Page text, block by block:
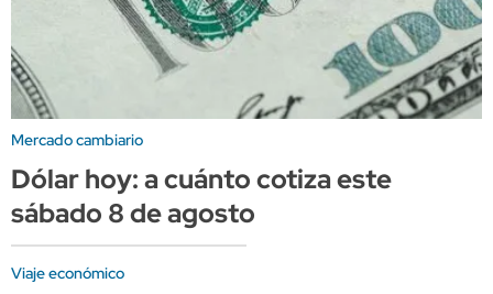
Mercado cambiario
Dólar hoy: a cuánto cotiza este
sábado 8 de agosto
Viaje económico